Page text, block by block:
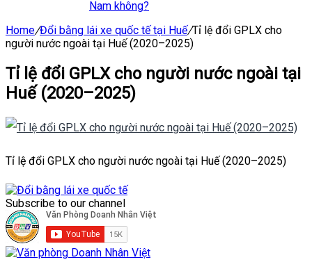
Nam không?
Home/Đổi bằng lái xe quốc tế tại Huế/Tỉ lệ đổi GPLX cho
người nước ngoài tại Huế (2020–2025)
Tỉ lệ đổi GPLX cho người nước ngoài tại
Huế (2020–2025)
Tỉ lệ đổi GPLX cho người nước ngoài tại Huế (2020–2025)
Subscribe to our channel